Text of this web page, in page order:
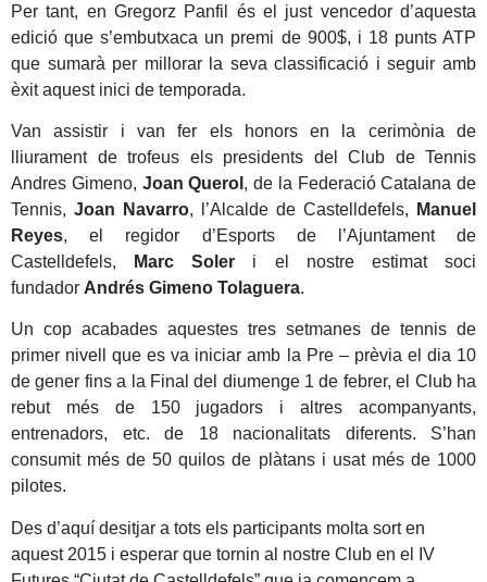
Per tant, en Gregorz Panfil és el just vencedor d’aquesta
edició que s’embutxaca un premi de 900$, i 18 punts ATP
que sumarà per millorar la seva classificació i seguir amb
èxit aquest inici de temporada.
Van assistir i van fer els honors en la cerimònia de
lliurament de trofeus els presidents del Club de Tennis
Andres Gimeno, Joan Querol , de la Federació Catalana de
Tennis, Joan Navarro, l’Alcalde de Castelldefels,
Manuel
Reyes, el regidor d’Esports de l’Ajuntament de
Castelldefels,
Marc Soler i el nostre estimat soci
fundador Andrés Gimeno Tolaguera.
Un cop acabades aquestes tres setmanes de tennis de
primer nivell que es va iniciar amb la Pre – prèvia el dia 10
de gener fins a la Final del diumenge 1 de febrer, el Club ha
rebut més de 150 jugadors i altres acompanyants,
entrenadors, etc. de 18 nacionalitats diferents. S’han
consumit més de 50 quilos de plàtans i usat més de 1000
pilotes.
Des d’aquí desitjar a tots els participants molta sort en
aquest 2015 i esperar que tornin al nostre Club en el IV